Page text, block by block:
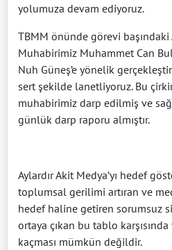
yolumuza devam ediyoruz.
TBMM önünde görevi başındaki
Muhabirimiz Muhammet Can
Nuh Güneş’e yönelik
sert şekilde lanetliyoruz. Bu
muhabirimiz darp edilmiş ve
günlük darp raporu almıştır.
Aylardır Akit Medya’yı hedef
toplumsal gerilimi artıran ve
hedef haline getiren sorumsuz
ortaya çıkan bu tablo
kaçması mümkün değildir.